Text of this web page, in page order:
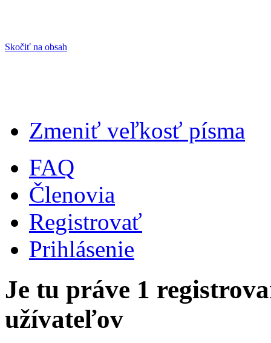
Skočiť na obsah
Zmeniť veľkosť písma
FAQ
Členovia
Registrovať
Prihlásenie
Je tu práve 1
užívateľov